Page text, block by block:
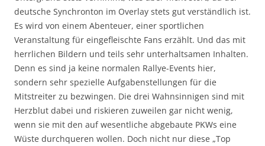
deutsche Synchronton im Overlay stets gut verständlich ist.
Es wird von einem Abenteuer, einer sportlichen
Veranstaltung für eingefleischte Fans erzählt. Und das mit
herrlichen Bildern und teils sehr unterhaltsamen Inhalten.
Denn es sind ja keine normalen Rallye-Events hier,
sondern sehr spezielle Aufgabenstellungen für die
Mitstreiter zu bezwingen. Die drei Wahnsinnigen sind mit
Herzblut dabei und riskieren zuweilen gar nicht wenig,
wenn sie mit den auf wesentliche abgebaute PKWs eine
Wüste durchqueren wollen. Doch nicht nur diese „Top